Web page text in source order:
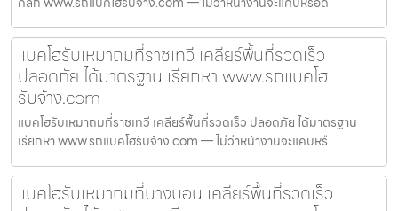
แบคโฮรับเหมาถมที่ราชเทวี เคลียร์พื้นที่รวดเร็ว
ปลอดภัย ได้มาตรฐาน เรียกหา www.รถแบคโฮ
รับจ้าง.com
แบคโฮรับเหมาถมที่ราชเทวี เคลียร์พื้นที่รวดเร็ว ปลอดภัย ได้มาตรฐาน
เรียกหา www.รถแบคโฮรับจ้าง.com — ไม่ว่าหน้างานจะแคบหรื
แบคโฮรับเหมาถมที่บางบอน เคลียร์พื้นที่รวดเร็ว